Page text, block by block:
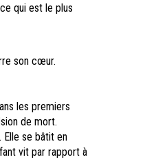
qui est le plus
son cœur.
les premiers
de mort.
Elle se bâtit en
vit par rapport à